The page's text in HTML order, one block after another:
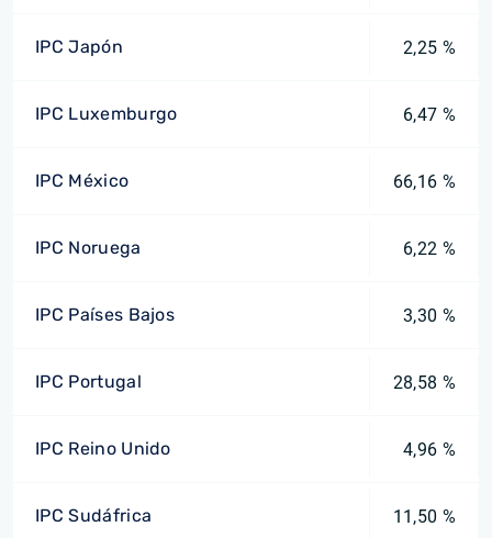
IPC Japón 2,25 %
IPC Luxemburgo 6,47 %
IPC México 66,16 %
IPC Noruega 6,22 %
IPC Países Bajos 3,30 %
IPC Portugal 28,58 %
IPC Reino Unido 4,96 %
IPC Sudáfrica 11,50 %